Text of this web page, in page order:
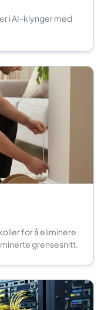
i AI-klynger med
for å eliminere
grensesnitt.